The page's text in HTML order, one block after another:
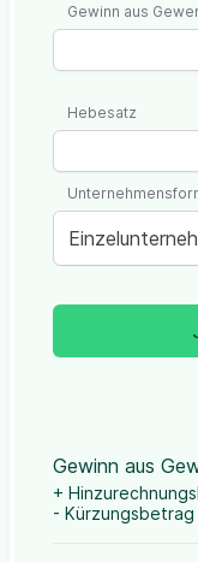
Gewinn aus
Hebesatz
Gewinn aus
+
- Kürzungsbetrag